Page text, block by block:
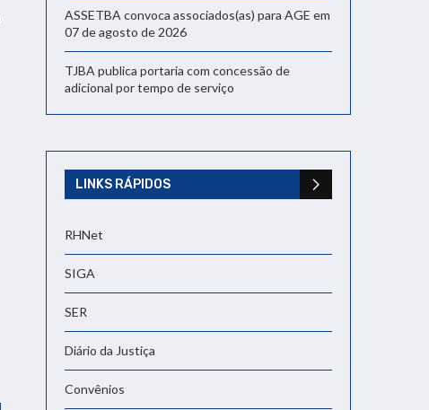
ASSETBA convoca associados(as) para AGE em
07 de agosto de 2026
TJBA publica portaria com concessão de
adicional por tempo de serviço
LINKS RÁPIDOS
RHNet
SIGA
SER
Diário da Justiça
Convênios